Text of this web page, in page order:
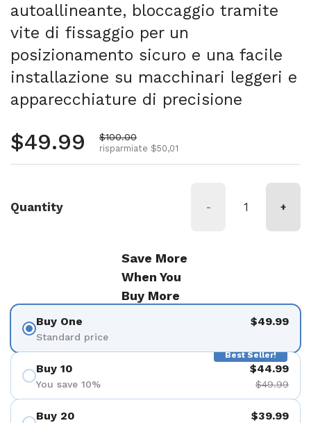
autoallineante, bloccaggio tramite
vite di fissaggio per un
posizionamento sicuro e una facile
installazione su macchinari leggeri e
apparecchiature di precisione
Prezzo normale
$49.99 Prezzo di vendita
$100.00
risparmiate $50,01
Quantity - +
Save More
When You
Buy More
Buy One
Standard price
$49.99
Best Seller!
Buy 10
You save 10%
$44.99
$49.99
Buy 20 $39.99